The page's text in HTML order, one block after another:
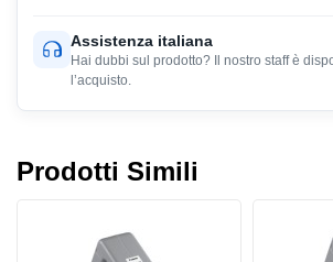
Assistenza italiana
Hai dubbi sul prodotto? Il nostro staff è
l’acquisto.
Prodotti Simili